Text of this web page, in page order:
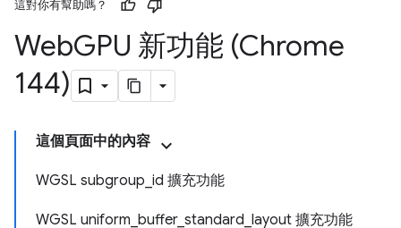
這對你有幫助嗎？
WebGPU 新功能 (Chrome
144)
這個頁面中的內容
WGSL subgroup_id 擴充功能
WGSL uniform_buffer_standard_layout 擴充功能